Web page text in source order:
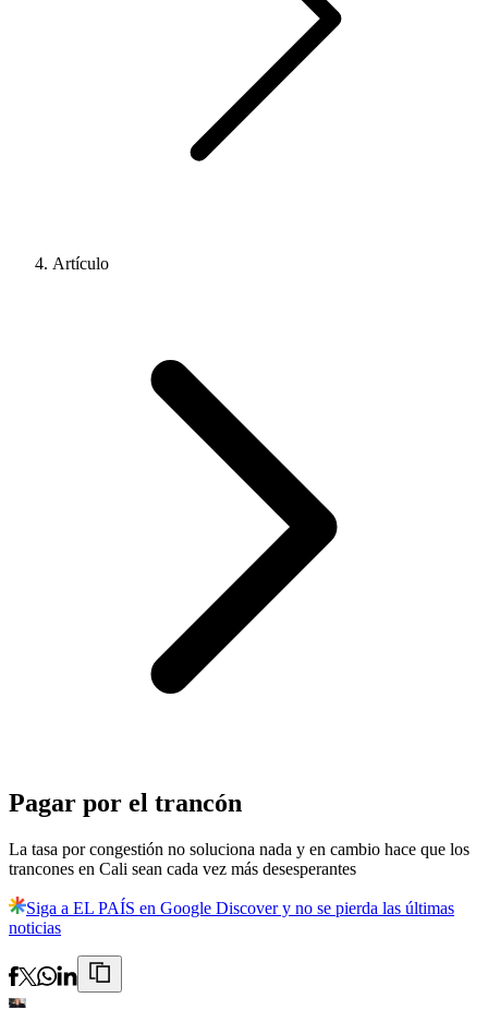
Artículo
Pagar por el trancón
La tasa por congestión no soluciona nada y en cambio hace que los
trancones en Cali sean cada vez más desesperantes
Siga a EL PAÍS en Google Discover y no se pierda las últimas
noticias